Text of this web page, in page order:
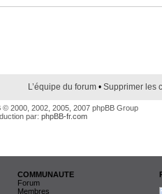
L’équipe du forum • Supprimer les
© 2000, 2002, 2005, 2007 phpBB Group
par: phpBB-fr.com
COMMUNAUTE
Forum
Membres